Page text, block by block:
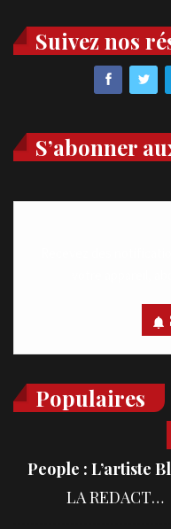
Suivez nos
S’abonner
Populaires
People : L’artiste
LA REDACTION